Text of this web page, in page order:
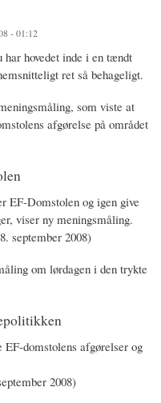
- 01:12
hovedet inde i en tændt
ret så behageligt.
som viste at
afgørelse på området
EF-Domstolen og igen give
viser ny meningsmåling.
september 2008)
om lørdagen i den trykte
domstolens afgørelser og
2008)